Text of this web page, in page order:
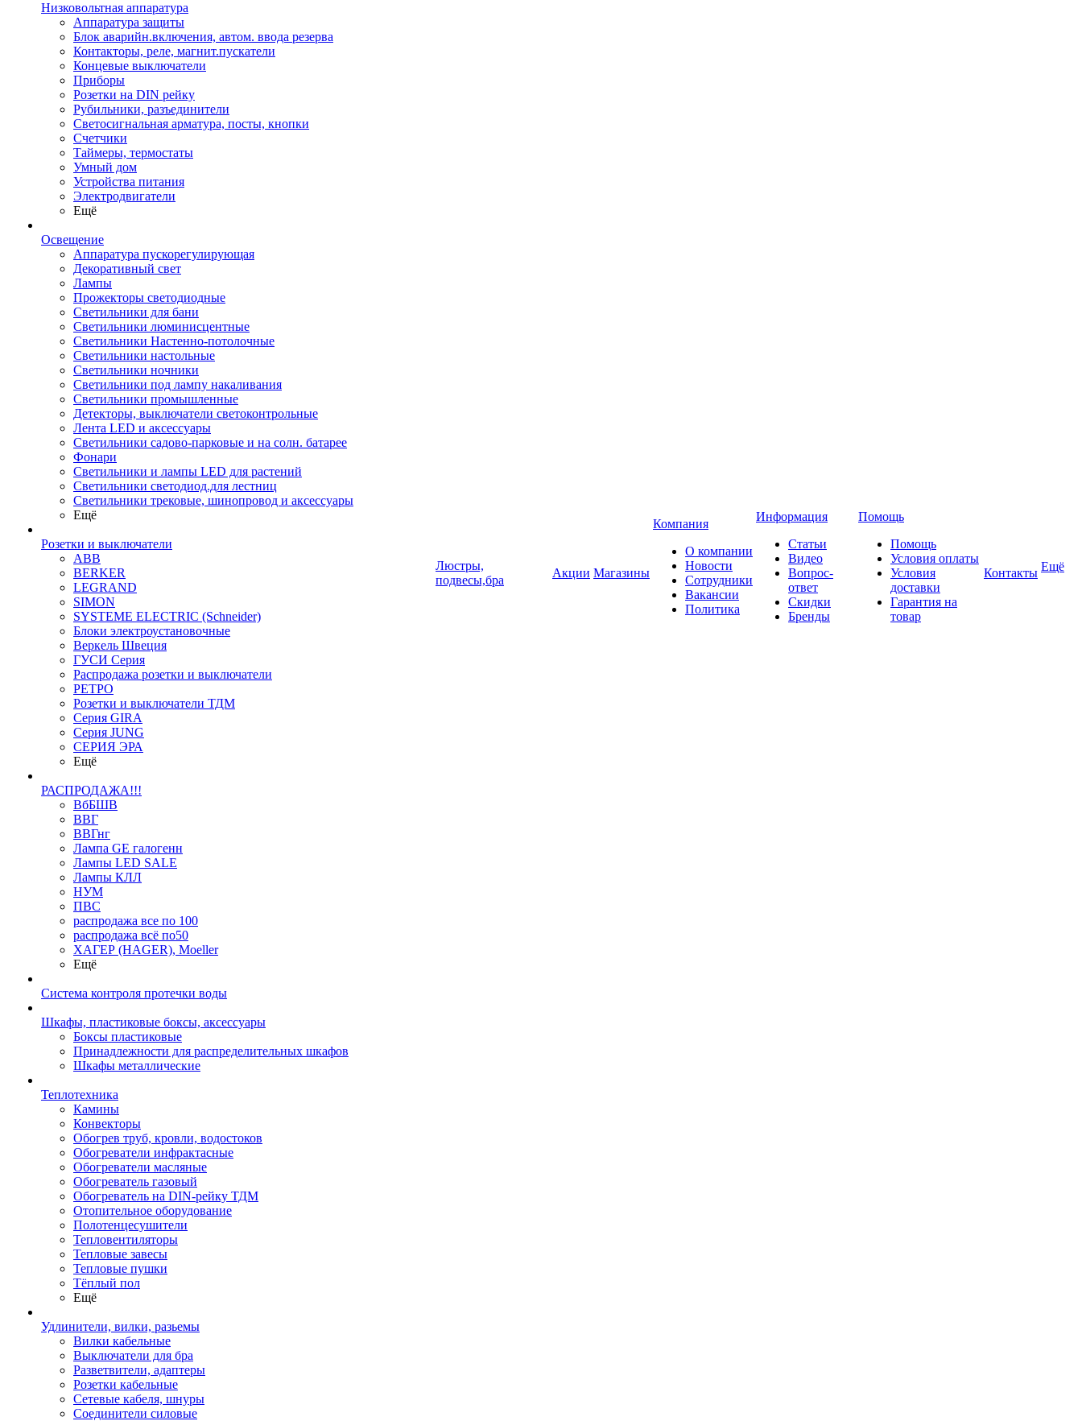
Низковольтная аппаратура
Аппаратура защиты
Блок аварийн.включения, автом. ввода резерва
Контакторы, реле, магнит.пускатели
Концевые выключатели
Приборы
Розетки на DIN рейку
Рубильники, разъединители
Светосигнальная арматура, посты, кнопки
Счетчики
Таймеры, термостаты
Умный дом
Устройства питания
Электродвигатели
Ещё
Освещение
Аппаратура пускорегулирующая
Декоративный свет
Лампы
Прожекторы светодиодные
Светильники для бани
Светильники люминисцентные
Светильники Настенно-потолочные
Светильники настольные
Светильники ночники
Светильники под лампу накаливания
Светильники промышленные
Детекторы, выключатели светоконтрольные
Лента LED и аксессуары
Светильники садово-парковые и на солн. батарее
Фонари
Светильники и лампы LED для растений
Светильники светодиод.для лестниц
Светильники трековые, шинопровод и аксессуары
Ещё
Розетки и выключатели
ABB
BERKER
LEGRAND
SIMON
SYSTEME ELECTRIC (Schneider)
Блоки электроустановочные
Веркель Швеция
ГУСИ Серия
Распродажа розетки и выключатели
РЕТРО
Розетки и выключатели ТДМ
Серия GIRA
Серия JUNG
СЕРИЯ ЭРА
Ещё
РАСПРОДАЖА!!!
ВбБШВ
ВВГ
ВВГнг
Лампа GE галогенн
Лампы LED SALE
Лампы КЛЛ
НУМ
ПВС
распродажа все по 100
распродажа всё по50
ХАГЕР (HAGER), Moeller
Ещё
Система контроля протечки воды
Шкафы, пластиковые боксы, аксессуары
Боксы пластиковые
Принадлежности для распределительных шкафов
Шкафы металлические
Теплотехника
Камины
Конвекторы
Обогрев труб, кровли, водостоков
Обогреватели инфрактасные
Обогреватели масляные
Обогреватель газовый
Обогреватель на DIN-рейку ТДМ
Отопительное оборудование
Полотенцесушители
Тепловентиляторы
Тепловые завесы
Тепловые пушки
Тёплый пол
Ещё
Удлинители, вилки, разьемы
Вилки кабельные
Выключатели для бра
Разветвители, адаптеры
Розетки кабельные
Сетевые кабеля, шнуры
Соединители силовые
Люстры,
подвесы,бра
Акции Магазины
Компания
О компании
Новости
Сотрудники
Вакансии
Политика
Информация
Статьи
Видео
Вопрос-
ответ
Скидки
Бренды
Помощь
Помощь
Условия оплаты
Условия
доставки
Гарантия на
товар
Контакты Ещё